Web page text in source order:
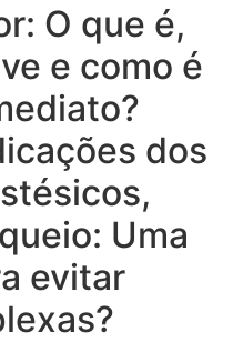
O que é,
e como é
dos
Uma
evitar